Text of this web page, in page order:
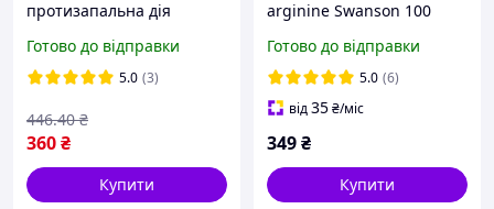
протизапальна дія
Strength 800 mg 60 капс
Готово до відправки
5.0 (3)
360₴
446.40 ₴
Купити
arginine Swanson 100
Готово до відправки
5.0 (6)
від35₴/міс
349₴
Купити